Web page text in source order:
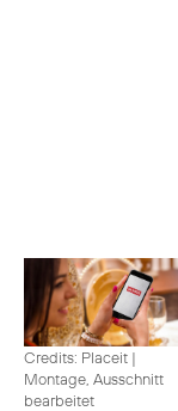
Credits: Placeit |
Montage, Ausschnitt
bearbeitet